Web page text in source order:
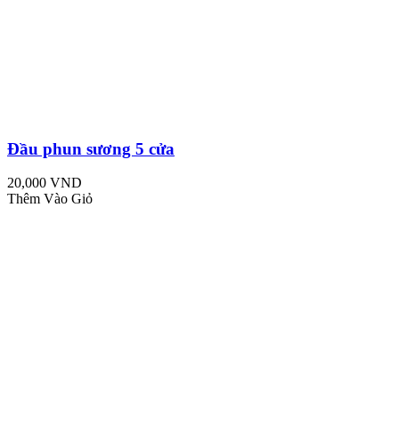
Đầu phun sương 5 cửa
20,000 VND
Thêm Vào Giỏ